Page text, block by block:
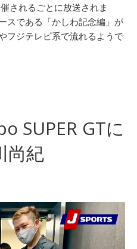
されるごとに放送されま
スである「かしわ記念編」が
フジテレビ系で流れるようで
SUPER GTに
尚紀